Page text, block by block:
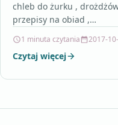
chleb do żurku ,
przepisy na obiad ,…
1 minuta czytania 2017-
Czytaj więcej